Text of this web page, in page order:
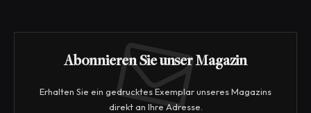
Abonnieren Sie unser Magazin
Erhalten Sie ein gedrucktes Exemplar unseres Magazins
direkt an Ihre Adresse.